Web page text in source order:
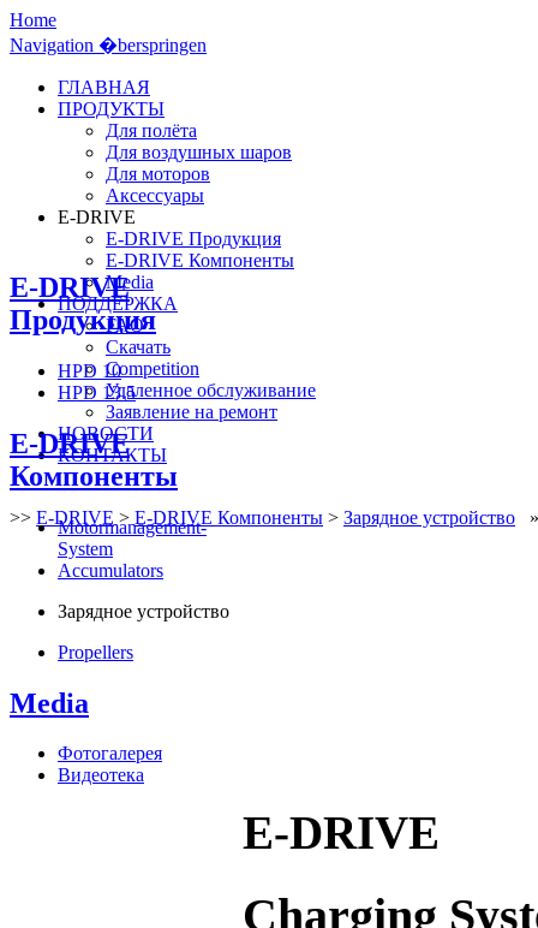
Home
Navigation �berspringen
ГЛАВНАЯ
ПРОДУКТЫ
Для полёта
Для воздушных шаров
Для моторов
Аксессуары
E-DRIVE
E-DRIVE Продукция
E-DRIVE Компоненты
Media
ПОДДЕРЖКА
FAQ
Скачать
Competition
Удаленное обслуживание
Заявление на ремонт
НОВОСТИ
КОНТАКТЫ
>> E-DRIVE > E-DRIVE Компоненты > Зарядное устройство
E-DRIVE
Продукция
HPD 10
HPD 13.5
E-DRIVE
Компоненты
Motormanagement-
System
Accumulators
Зарядное устройство
Propellers
Media
Фотогалерея
Видеотека
E-DRIVE
Charging